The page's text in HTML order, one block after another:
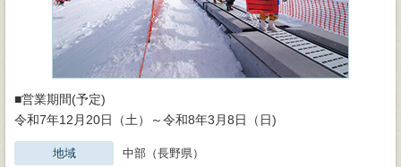
■営業期間(予定)
令和7年12月20日（土）～令和8年3月8日（日)
地域 中部（長野県）